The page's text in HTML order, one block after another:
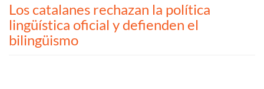
Los catalanes rechazan la política
lingüística oficial y defienden el
bilingüismo